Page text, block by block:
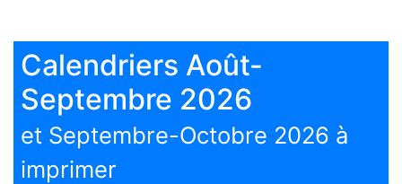
Calendriers Août-
Septembre 2026
et Septembre-Octobre 2026 à
imprimer